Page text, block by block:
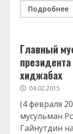
Подробнее
Главный
хиджабах
04.02.2015
(4 февраля
мусульман
Гайнутдин